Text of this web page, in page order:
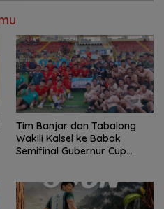
Tim Banjar dan Tabalong
Wakili Kalsel ke Babak
Semifinal Gubernur Cup